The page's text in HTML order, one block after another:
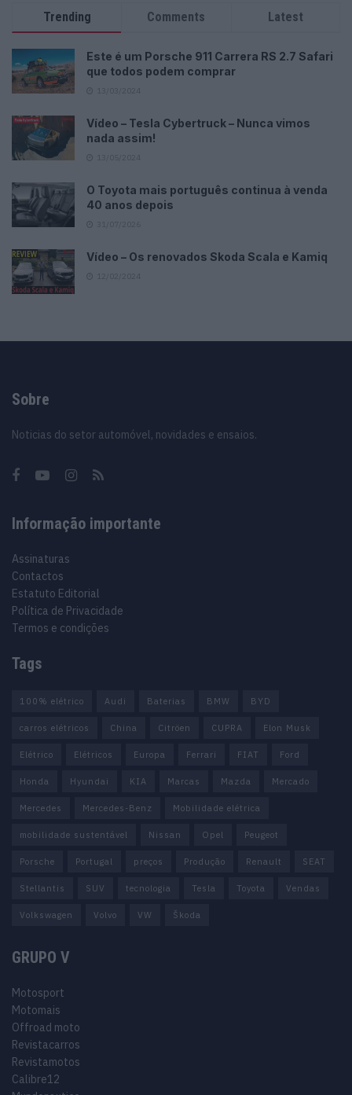
Trending Comments Latest
Este é um Porsche 911 Carrera RS 2.7 Safari
que todos podem comprar
Vídeo – Tesla Cybertruck – Nunca vimos
nada assim!
O Toyota mais português continua à venda
40 anos depois
Vídeo – Os renovados Skoda Scala e Kamiq
Sobre
Noticias do setor automóvel, novidades e ensaios.
Informação importante
Assinaturas
Contactos
Estatuto Editorial
Política de Privacidade
Termos e condições
Tags
100% elétrico Audi Baterias BMW BYD
carros elétricos China Citröen CUPRA Elon Musk
Elétrico Elétricos Europa Ferrari FIAT Ford
Honda Hyundai KIA Marcas Mazda Mercado
Mercedes Mercedes-Benz Mobilidade elétrica
mobilidade sustentável Nissan Opel Peugeot
Porsche Portugal preços Produção Renault SEAT
Stellantis SUV tecnologia Tesla Toyota Vendas
Volkswagen Volvo VW Škoda
GRUPO V
Motosport
Motomais
Offroad moto
Revistacarros
Revistamotos
Calibre12